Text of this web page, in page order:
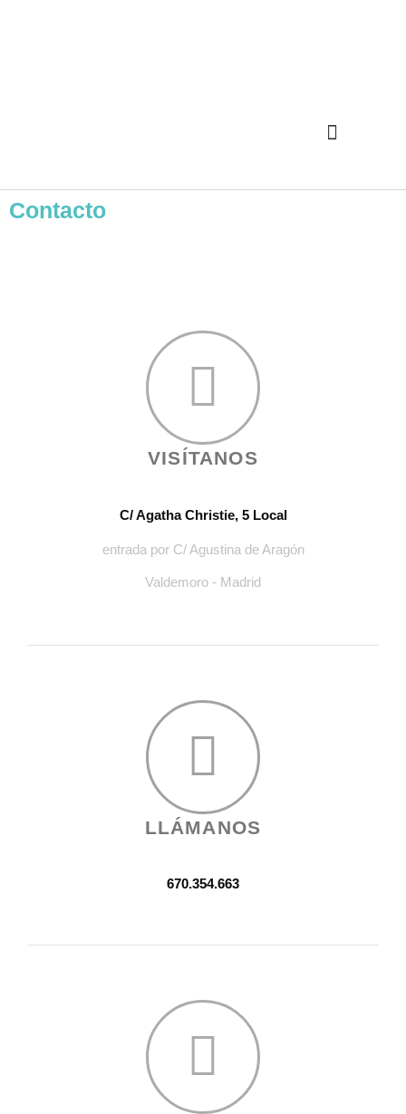
Contacto
VISÍTANOS
C/ Agatha Christie, 5 Local
entrada por C/ Agustina de Aragón
Valdemoro - Madrid
LLÁMANOS
670.354.663